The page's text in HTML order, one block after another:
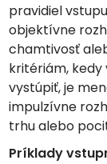
pravidiel
objektívne
chamtivosť
kritériám, kedy
vystúpiť, je
impulzívne
trhu alebo
Príklady